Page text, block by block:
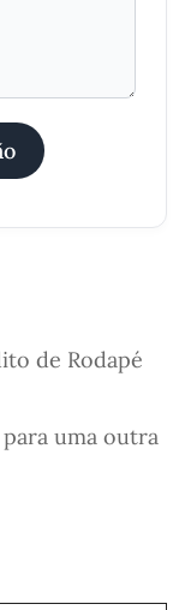
de Rodapé
uma outra